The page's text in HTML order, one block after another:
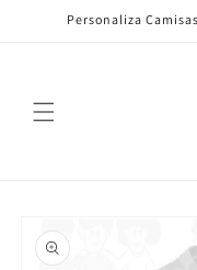
directamente
Personaliza
a la
información